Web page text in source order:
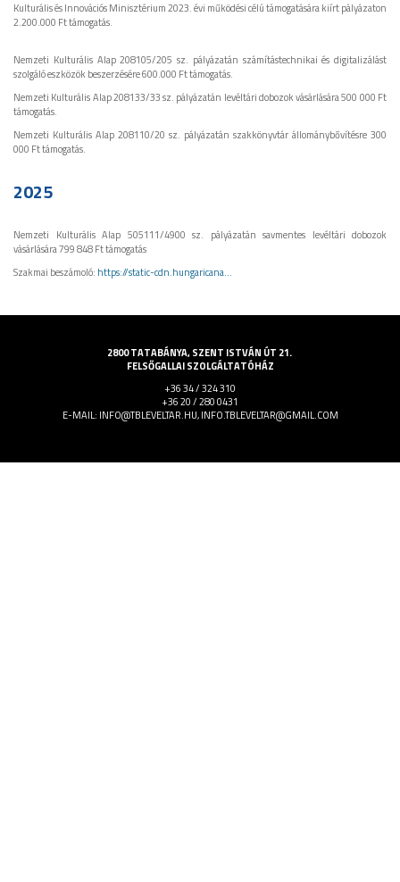
Kulturális és Innovációs Minisztérium 2023. évi működési célú támogatására kiírt pályázaton
2.200.000 Ft támogatás.
Nemzeti Kulturális Alap 208105/205 sz. pályázatán számítástechnikai és digitalizálást
szolgáló eszközök beszerzésére 600.000 Ft támogatás.
Nemzeti Kulturális Alap 208133/33 sz. pályázatán levéltári dobozok vásárlására 500 000 Ft
támogatás.
Nemzeti Kulturális Alap 208110/20 sz. pályázatán szakkönyvtár állománybővítésre 300
000 Ft támogatás.
2025
Nemzeti Kulturális Alap 505111/4900 sz. pályázatán savmentes levéltári dobozok
vásárlására 799 848 Ft támogatás
Szakmai beszámoló: https://static-cdn.hungaricana...
2800 TATABÁNYA, SZENT ISTVÁN ÚT 21.
FELSŐGALLAI SZOLGÁLTATÓHÁZ
+36 34 / 324 310
+36 20 / 280 0431
E-MAIL: INFO@TBLEVELTAR.HU, INFO.TBLEVELTAR@GMAIL.COM